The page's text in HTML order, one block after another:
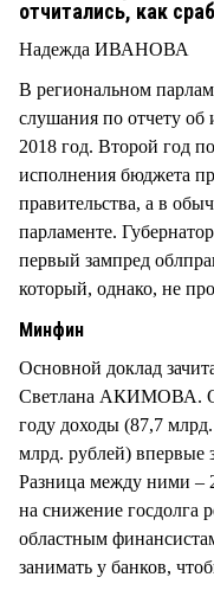
отчитались, как
Надежда ИВАНОВА
В региональном
слушания по отчету об
2018 год. Второй год
исполнения бюджета
правительства, а в
парламенте.
первый зампред
который, однако, не
Минфин
Основной доклад
Светлана АКИМОВА.
году доходы (87,7
млрд. рублей) впервые
Разница между ними –
на снижение госдолга
областным
занимать у банков,